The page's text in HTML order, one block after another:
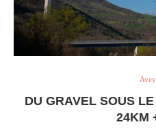
DU GRAVEL SOUS
24KM